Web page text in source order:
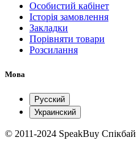
Особистий кабінет
Історія замовлення
Закладки
Порівняти товари
Розсилання
Мова
Русский
Украинский
© 2011-2024 SpeakBuy Спікбай